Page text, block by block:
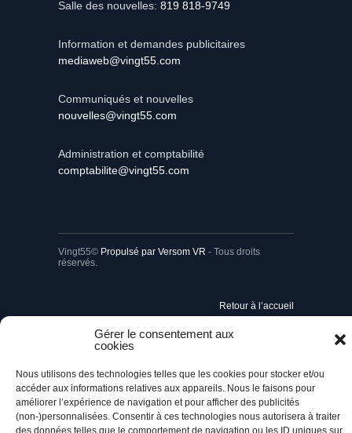
Gérer le consentement aux
cookies
Nous utilisons des technologies telles que les cookies pour stocker et/ou
accéder aux informations relatives aux appareils. Nous le faisons pour
améliorer l’expérience de navigation et pour afficher des publicités
(non-)personnalisées. Consentir à ces technologies nous autorisera à traiter
des données telles que le comportement de navigation ou les ID uniques sur
Salle des nouvelles: 819 818-9749
Information et demandes publicitaires
mediaweb@vingt55.com
Communiqués et nouvelles
nouvelles@vingt55.com
Administration et comptabilité
comptabilite@vingt55.com
Vingt55© Propulsé par Versom VR - Tous droits
réservés.
Retour à l’accueil